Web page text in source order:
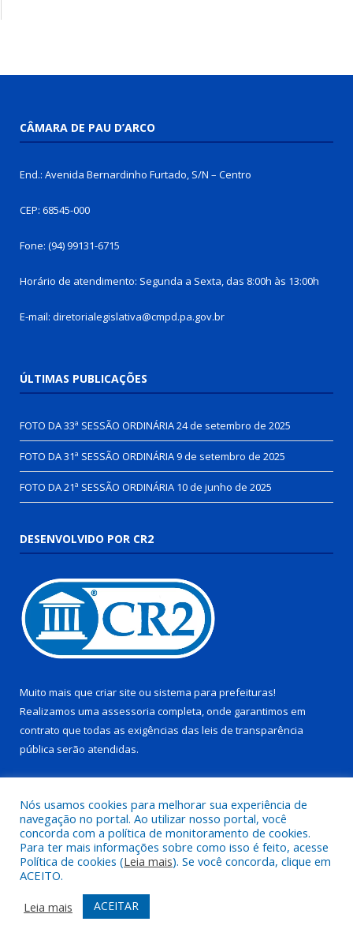
CÂMARA DE PAU D’ARCO
End.: Avenida Bernardinho Furtado, S/N – Centro
CEP: 68545-000
Fone: (94) 99131-6715
Horário de atendimento: Segunda a Sexta, das 8:00h às 13:00h
E-mail: diretorialegislativa@cmpd.pa.gov.br
ÚLTIMAS PUBLICAÇÕES
FOTO DA 33ª SESSÃO ORDINÁRIA24 de setembro de 2025
FOTO DA 31ª SESSÃO ORDINÁRIA9 de setembro de 2025
FOTO DA 21ª SESSÃO ORDINÁRIA 10 de junho de 2025
DESENVOLVIDO POR CR2
Muito mais que criar site ou sistema para prefeituras!
Realizamos uma assessoria completa, onde garantimos em
contrato que todas as exigências das leis de transparência
pública serão atendidas.
Todos os direitos reservados a Câmara Municipal de Pau D’arco.
Mapa do Site
Acessar Área Administrativa
Acessar Webmail
Nós usamos cookies para melhorar sua experiência de
navegação no portal. Ao utilizar nosso portal, você
concorda com a política de monitoramento de cookies.
Para ter mais informações sobre como isso é feito, acesse
Política de cookies (Leia mais). Se você concorda, clique em
ACEITO.
Leia mais
ACEITAR